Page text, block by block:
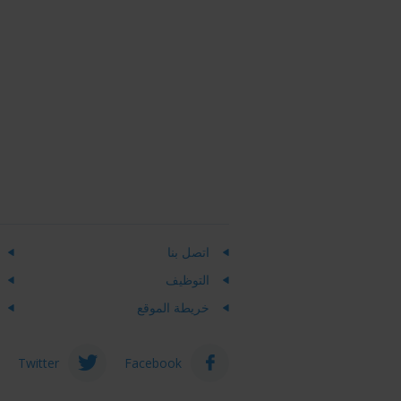
اتصل بنا
التوظيف
خريطة الموقع
Facebook
Twitter